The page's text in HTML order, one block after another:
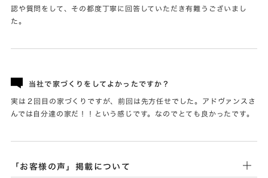
認や質問をして、その都度丁寧に回答していただき有難うございまし
た。
当社で家づくりをしてよかったですか？
実は２回目の家づくりですが、前回は先方任せでした。アドヴァンスさ
んでは自分達の家だ！！という感じです。なのでとても良かったです。
「お客様の声」掲載について